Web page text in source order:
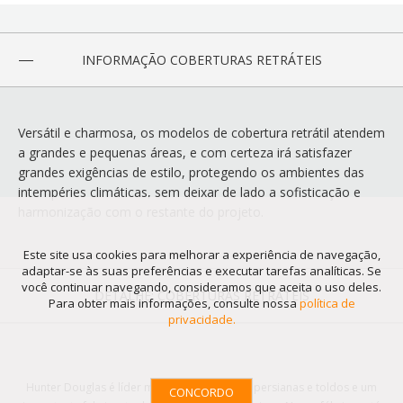
Este site usa cookies para melhorar a experiência de navegação,
adaptar-se às suas preferências e executar tarefas analíticas. Se
você continuar navegando, consideramos que aceita o uso deles.
Para obter mais informações, consulte nossa política de
privacidade.
CONCORDO
INFORMAÇÃO COBERTURAS RETRÁTEIS
Versátil e charmosa, os modelos de cobertura retrátil atendem
a grandes e pequenas áreas, e com certeza irá satisfazer
grandes exigências de estilo, protegendo os ambientes das
intempéries climáticas, sem deixar de lado a sofisticação e
DETALHE: COBERTURAS RETRÁTEIS
Hunter Douglas é líder mundial em cortinas, persianas e toldos e um